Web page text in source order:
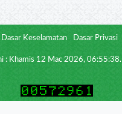
Dasar Keselamatan Dasar Privasi
: Khamis 12 Mac 2026, 06:55:38.